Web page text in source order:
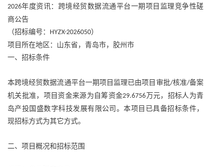
2026年度资讯： 跨境经贸数据流通平台一期项目监理竞争性磋
商公告
（招标编号： HYZX-2026050）
项目所在地区：山东省，青岛市，胶州市
一、招标条件
本跨境经贸数据流通平台一期项目监理已由项目审批/核准/备案
机关批准，项目资金来源为自筹资金29.6756 万元，招标人为青
岛产投国盛数字科技发展有限公司。本项目已具备招标条件，
现招标方式为其它方式。
二、项目概况和招标范围